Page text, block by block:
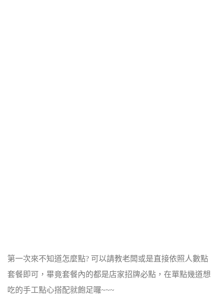
第一次來不知道怎麼點? 可以請教老闆或是直接依照人數點
套餐即可， 畢竟套餐內的都是店家招牌必點，在單點幾道想
吃的手工點心搭配就飽足囉~~~